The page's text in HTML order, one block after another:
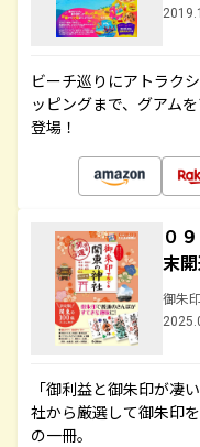
ビーチ巡りにアトラク
ッピングまで、グアム
登場！
０
末
御朱印
「御利益と御朱印が凄
社から厳選して御朱印
の一冊。